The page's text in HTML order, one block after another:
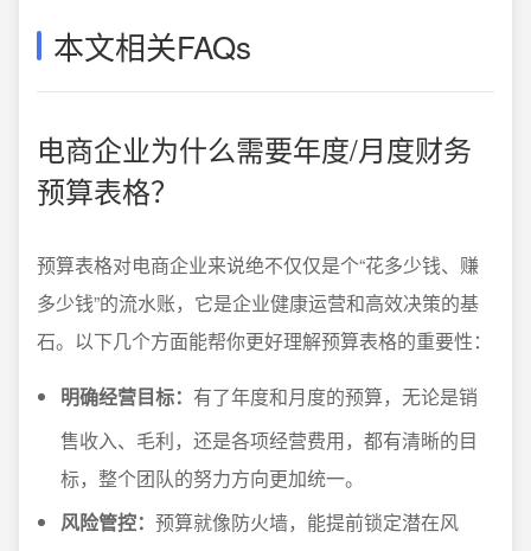
本文相关FAQs
电商企业为什么需要年度/月度财务
预算表格？
预算表格对电商企业来说绝不仅仅是个“花多少钱、赚
多少钱”的流水账，它是企业健康运营和高效决策的基
石。以下几个方面能帮你更好理解预算表格的重要性：
明确经营目标： 有了年度和月度的预算，无论是销
售收入、毛利，还是各项经营费用，都有清晰的目
标，整个团队的努力方向更加统一。
风险管控： 预算就像防火墙，能提前锁定潜在风